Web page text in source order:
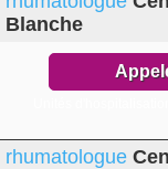
Blanche
rhumatologue